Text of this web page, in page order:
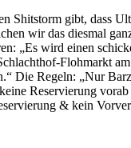
Shitstorm gibt, dass
wir das diesmal
„Es wird einen
Flohmarkt am
Die Regeln: „Nur
Reservierung
& kein